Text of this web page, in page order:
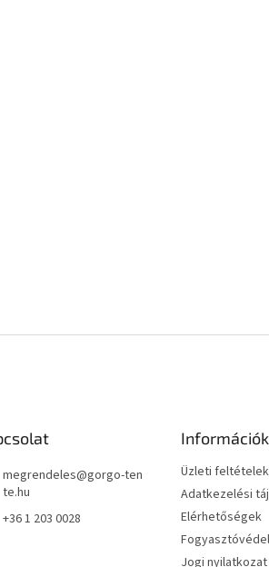
megrendeles@gorgo-ten
te.hu
+36 1 203 0028
Üzleti feltételek
Adatkezelési
Elérhetőségek
Jogi nyilatkozat